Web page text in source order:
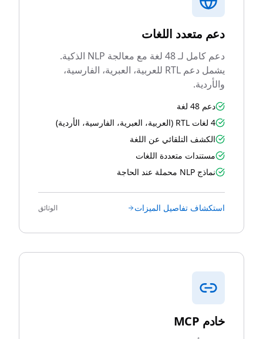
دعم متعدد اللغات
دعم كامل لـ 48 لغة مع معالجة NLP الذكية.
يشمل دعم RTL للعربية، العبرية، الفارسية،
والأردية.
دعم 48 لغة
4 لغات RTL (العربية، العبرية، الفارسية، الأردية)
الكشف التلقائي عن اللغة
مستندات متعددة اللغات
نماذج NLP محملة عند الحاجة
استكشاف تفاصيل الميزات الوثائق
خادم MCP